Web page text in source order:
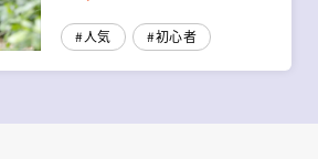
人気 初心者